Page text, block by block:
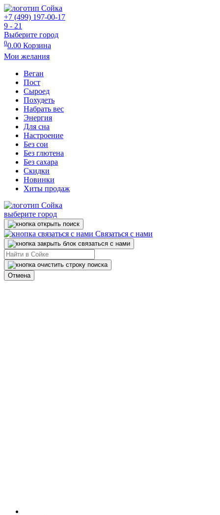
+7 (499) 197-00-17
9 - 21
Выберите город
00.00 Корзина
Мои желания
Веган
Пост
Сыроед
Похудеть
Набрать вес
Энергия
Для сна
Настроение
Без сои
Без глютена
Без сахара
Скидки
Новинки
Хиты продаж
выберите город
Связаться с нами
Отмена